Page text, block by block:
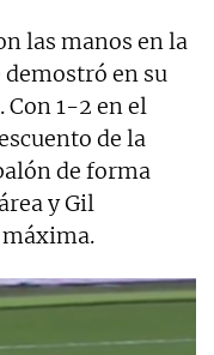
las manos en la
en su
1-2 en el
de la
de forma
y Gil